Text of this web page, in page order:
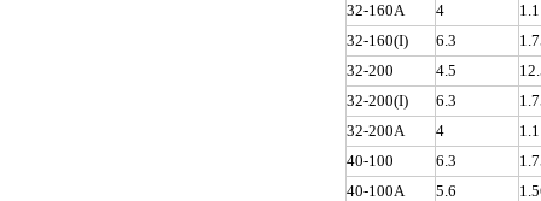
32-160A
4
1.1
32-160(I)
6.3
32-200
4.5
32-200(I)
6.3
32-200A
4
40-100
6.3
40-100A
5.6